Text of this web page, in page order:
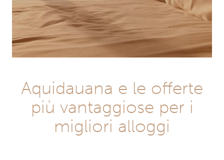
Aquidauana e le offerte
più vantaggiose per i
migliori alloggi